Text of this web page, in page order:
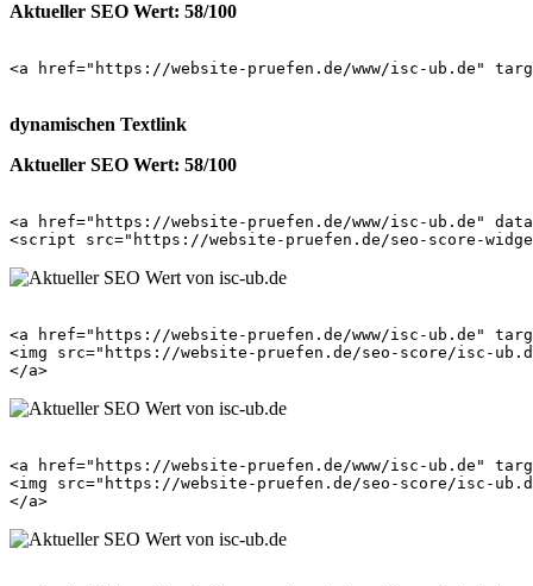
Aktueller SEO Wert: 58/100
<a href="https://website-pruefen.de/www/isc-ub.de"
dynamischen Textlink
Aktueller SEO Wert: 58/100
<a href="https://website-pruefen.de/www/isc-ub.de"
<a href="https://website-pruefen.de/www/isc-ub.de"
<img src="https://website-pruefen.de/seo-score/isc-
<a href="https://website-pruefen.de/www/isc-ub.de"
<img src="https://website-pruefen.de/seo-score/isc-